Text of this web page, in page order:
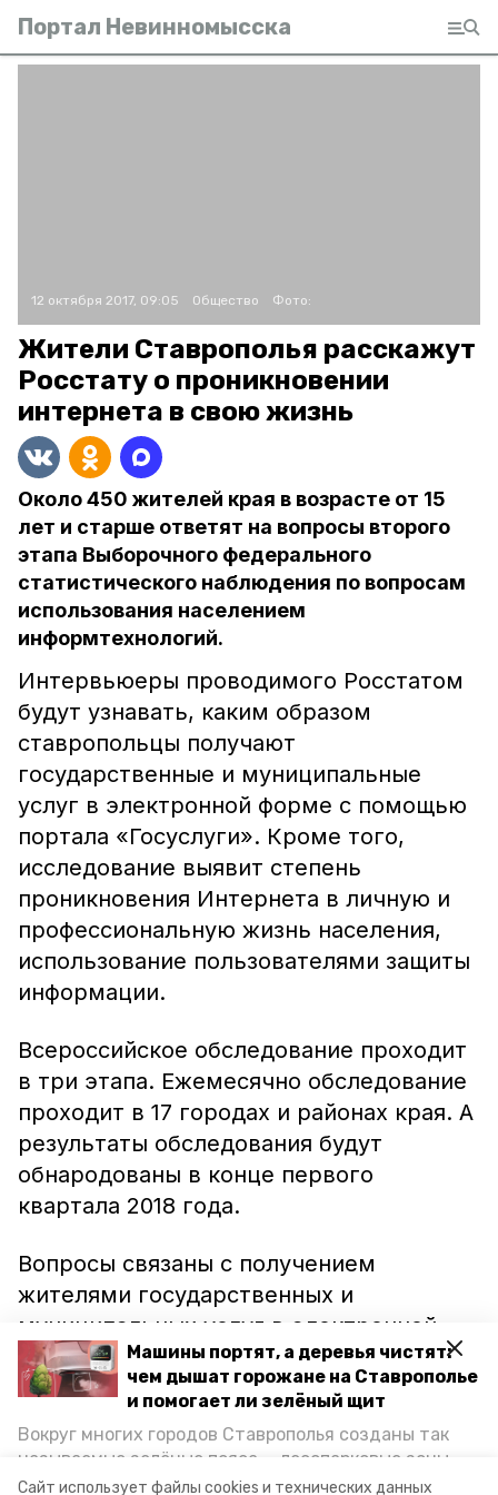
Сайт использует файлы cookies и технических данных
Машины портят, а деревья чистят:
чем дышат горожане на Ставрополье
и помогает ли зелёный щит
Вокруг многих городов Ставрополья созданы так
называемые зелёные пояса — лесопарковые зоны,
снижающие негативное воздействие выхлопных
Портал Невинномысска
12 октября 2017, 09:05 Общество Фото:
Жители Ставрополья расскажут
Росстату о проникновении
интернета в свою жизнь
Около 450 жителей края в возрасте от 15
лет и старше ответят на вопросы второго
этапа Выборочного федерального
статистического наблюдения по вопросам
использования населением
информтехнологий.
Интервьюеры проводимого Росстатом
будут узнавать, каким образом
ставропольцы получают
государственные и муниципальные
услуг в электронной форме с помощью
портала «Госуслуги». Кроме того,
исследование выявит степень
проникновения Интернета в личную и
профессиональную жизнь населения,
использование пользователями защиты
информации.
Всероссийское обследование проходит
в три этапа. Ежемесячно обследование
проходит в 17 городах и районах края. А
результаты обследования будут
обнародованы в конце первого
квартала 2018 года.
Вопросы связаны с получением
жителями государственных и
муниципальных услуг в электронной
форме с помощью портала «Госуслуги».
Также исследование выявит степень
профессиональную жизнь населения, а
также использование жителями средств